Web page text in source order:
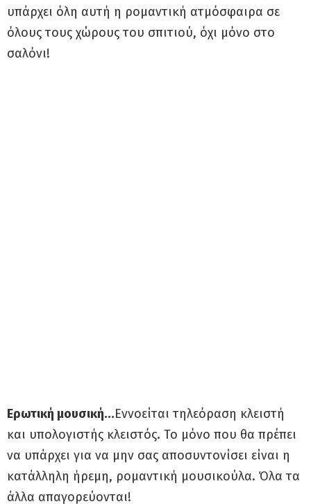
υπάρχει όλη αυτή η ρομαντική ατμόσφαιρα σε
όλους τους χώρους του σπιτιού, όχι μόνο στο
σαλόνι!
Ερωτική μουσική…Εννοείται τηλεόραση κλειστή
και υπολογιστής κλειστός. Το μόνο που θα πρέπει
να υπάρχει για να μην σας αποσυντονίσει είναι η
κατάλληλη ήρεμη, ρομαντική μουσικούλα. Όλα τα
άλλα απαγορεύονται!